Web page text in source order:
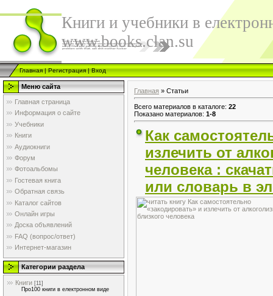
Книги и учебники в
www.books.clan.su
Главная|Регистрация|Вход
Меню сайта
Главная страница
Информация о сайте
Учебники
Книги
Аудиокниги
Форум
Фотоальбомы
Гостевая книга
Обратная связь
Каталог сайтов
Онлайн игры
Доска объявлений
FAQ (вопрос/ответ)
Интернет-магазин
Категории раздела
Книги [11]
Про100 книги в електронном виде
Главная » Статьи
Всего материалов в каталоге: 22
Показано материалов: 1-8
Как
излечить от
человека :
или словарь в